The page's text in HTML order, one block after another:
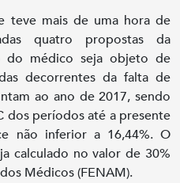
teve mais de uma hora de
quatro propostas da
do médico seja objeto de
decorrentes da falta de
ao ano de 2017, sendo
dos períodos até a presente
não inferior a 16,44%. O
calculado no valor de 30%
Médicos (FENAM).